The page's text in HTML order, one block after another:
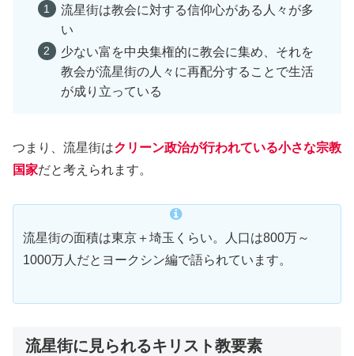
流星街は教会に対する信仰心がある人々が多
い
少ない富を中央集権的に教会に集め、それを
教会が流星街の人々に再配分することで生活
が成り立っている
つまり、流星街はクリーン政治が行われている小さな宗教
国家だと考えられます。
流星街の面積は東京＋埼玉くらい。人口は800万～
1000万人だとヨークシン編で語られています。
流星街に見られるキリスト教要素